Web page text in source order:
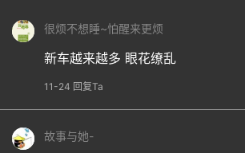
很烦不想睡~怕醒来更烦
新车越来越多 眼花缭乱
11-24 回复Ta
故事与她-